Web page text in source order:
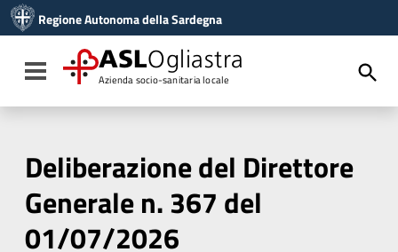
Vai al menu di navigazione
Vai al footer
Regione Autonoma della Sardegna
Toggle navigation
ASLOgliastra
Azienda socio-sanitaria locale
Deliberazione del Direttore
Generale n. 367 del
01/07/2026